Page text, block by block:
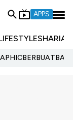
APPS
SHARIA